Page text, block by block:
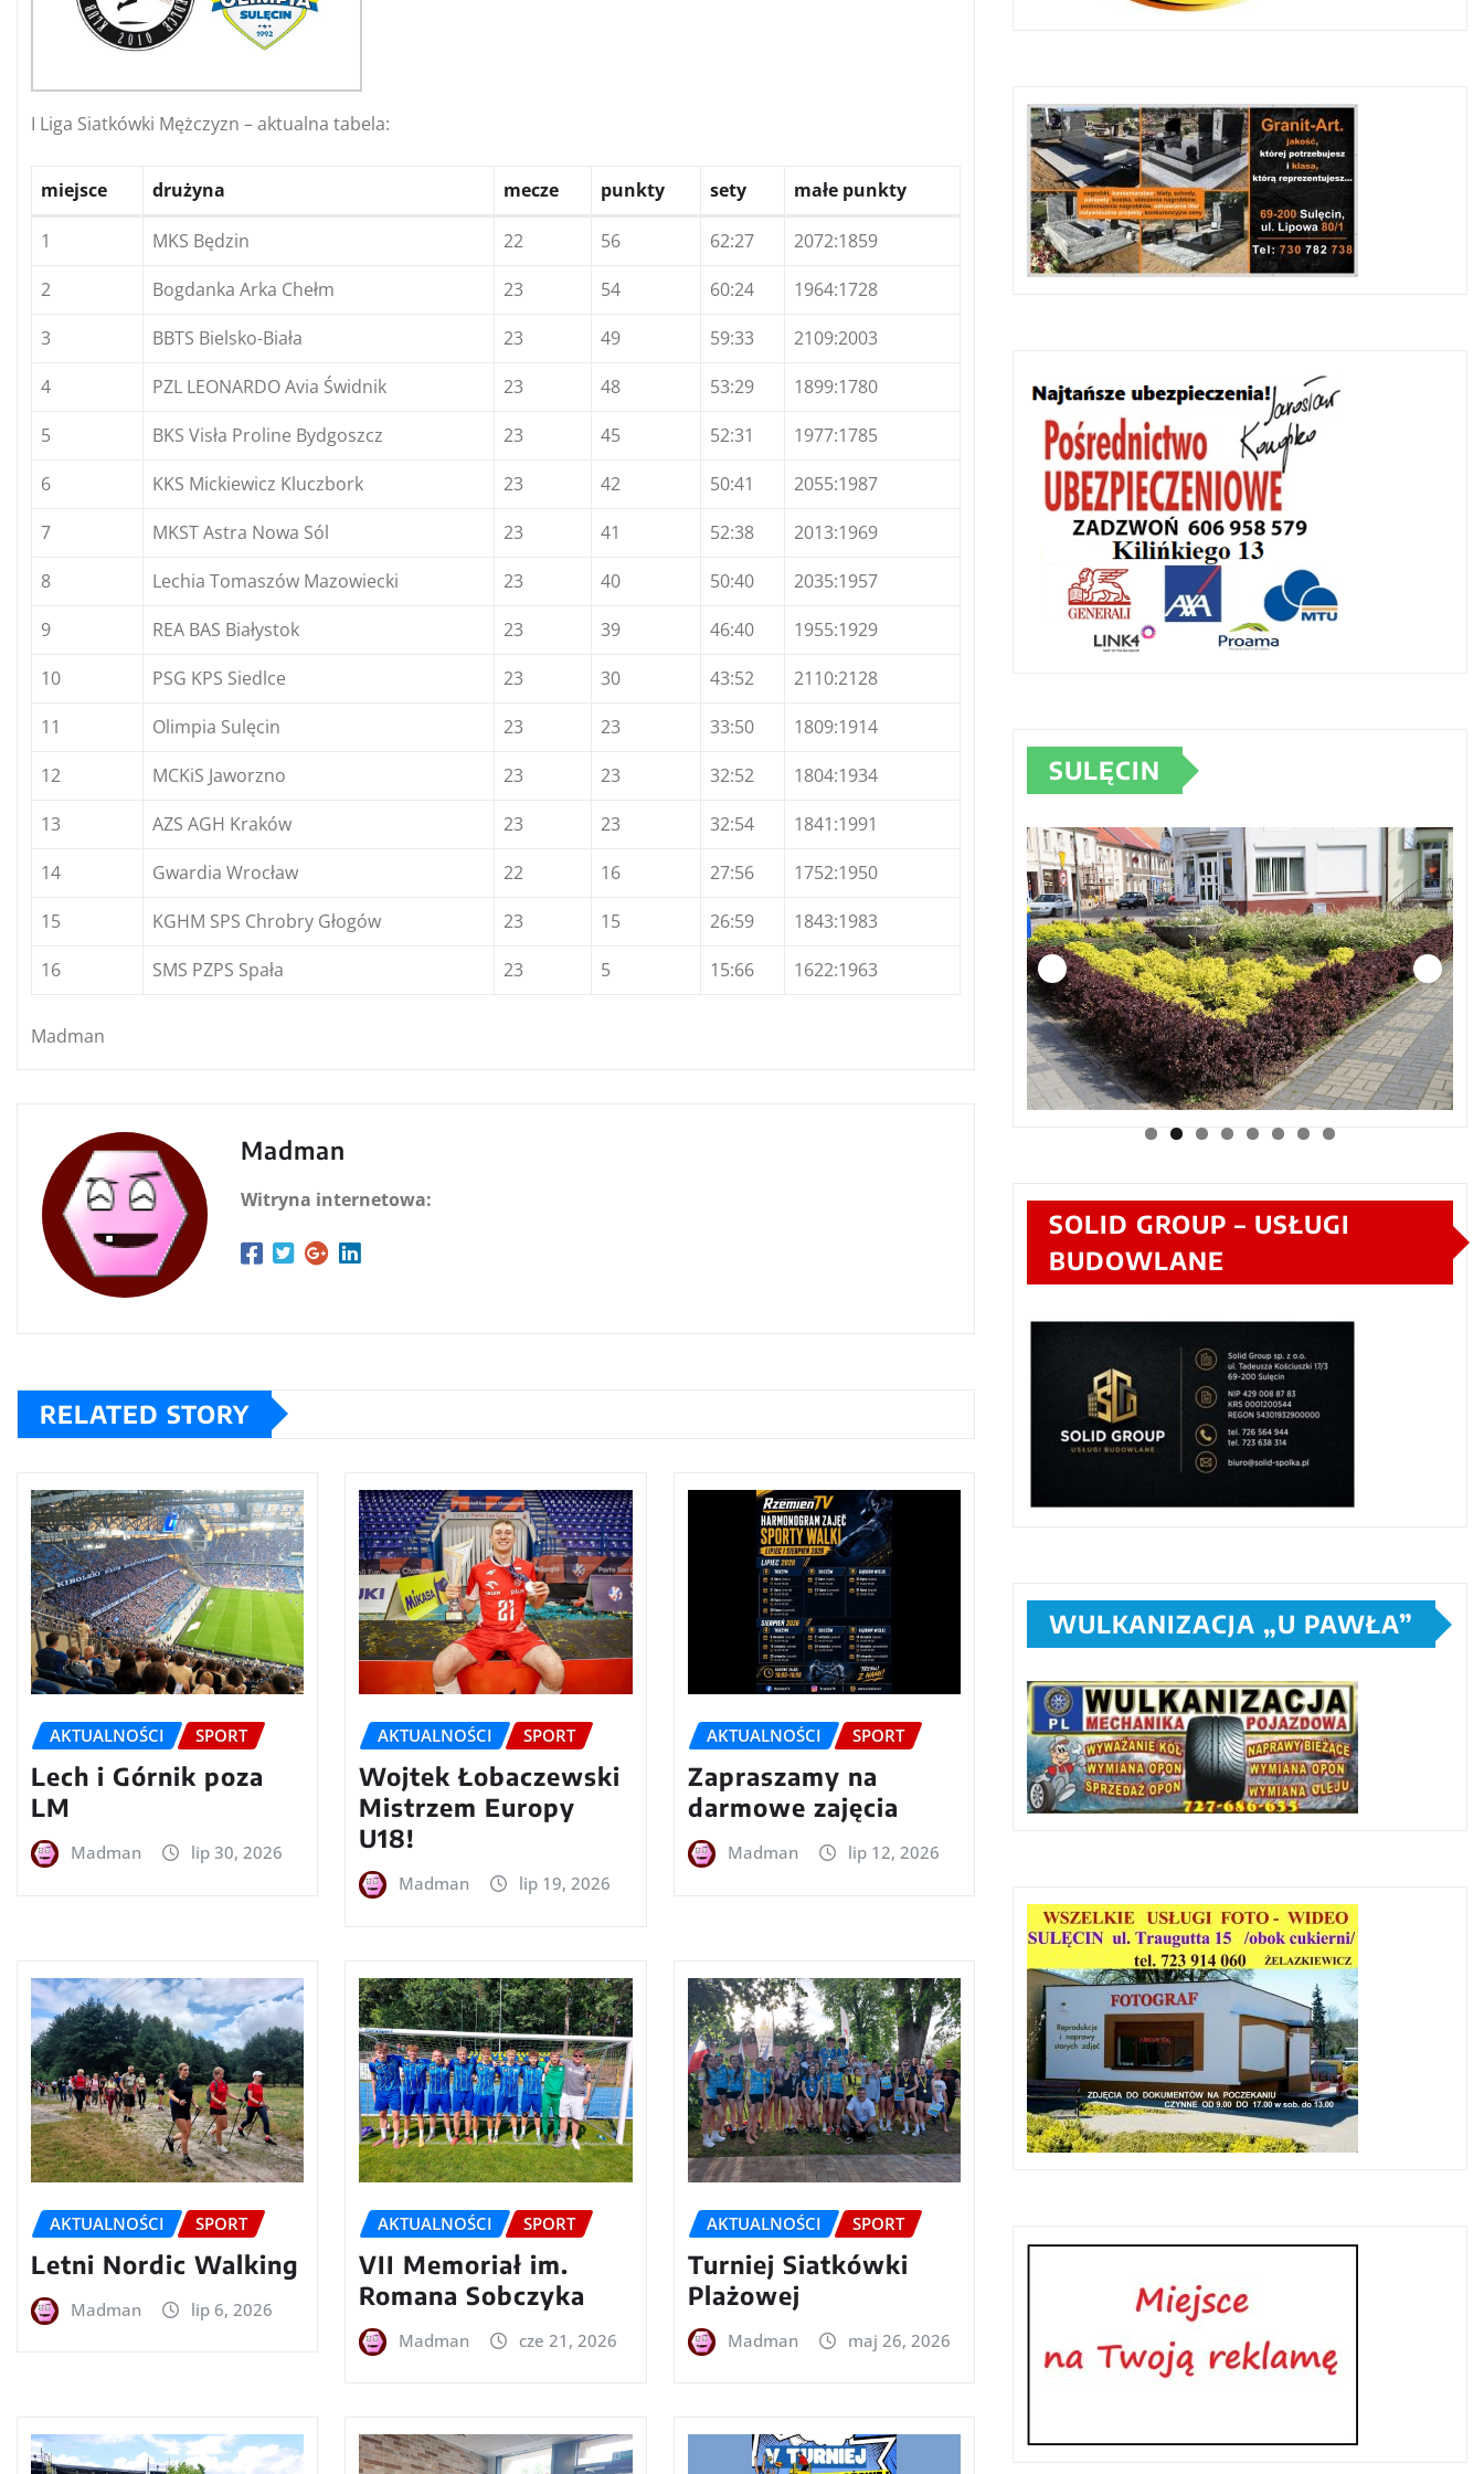
I Liga Siatkówki Mężczyzn – aktualna tabela:
miejsce drużyna mecze punkty sety małe punkty
1 MKS Będzin 22 56 62:27
2072:1859
2
Bogdanka Arka Chełm 23 54 60:24
1964:1728
3
BBTS Bielsko-Biała 23 49 59:33
2109:2003
4
PZL LEONARDO Avia Świdnik 23 48 53:29
1899:1780
5
BKS Visła Proline Bydgoszcz 23 45 52:31
1977:1785
6
KKS Mickiewicz Kluczbork 23 42 50:41
2055:1987
7
MKST Astra Nowa Sól 23 41 52:38
2013:1969
8
Lechia Tomaszów Mazowiecki 23 40 50:40
2035:1957
9
REA BAS Białystok 23 39 46:40
1955:1929
10
PSG KPS Siedlce 23 30 43:52
2110:2128
11
Olimpia Sulęcin 23 23 33:50
1809:1914
12
MCKiS Jaworzno 23 23 32:52
1804:1934
13
AZS AGH Kraków 23 23 32:54
1841:1991
14
Gwardia Wrocław 22 16 27:56
1752:1950
15
KGHM SPS Chrobry Głogów 23 15 26:59
1843:1983
16
SMS PZPS Spała 23 5 15:66 1622:1963
Madman
Madman
Witryna internetowa:
RELATED STORY
AKTUALNOŚCI SPORT
Lech i Górnik poza
LM
Madman lip 30, 2026
AKTUALNOŚCI SPORT
Wojtek Łobaczewski
Mistrzem Europy
U18!
Madman lip 19, 2026
AKTUALNOŚCI SPORT
Zapraszamy na
darmowe zajęcia
Madman lip 12, 2026
AKTUALNOŚCI SPORT
Letni Nordic Walking
Madman lip 6, 2026
AKTUALNOŚCI SPORT
VII Memoriał im.
Romana Sobczyka
Madman cze 21, 2026
AKTUALNOŚCI SPORT
Turniej Siatkówki
Plażowej
Madman maj 26, 2026
SULĘCIN
SOLID GROUP – USŁUGI
BUDOWLANE
WULKANIZACJA „U PAWŁA”